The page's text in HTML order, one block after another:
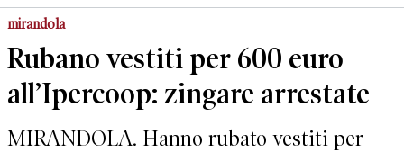
mirandola
Rubano vestiti per 600 euro
all’Ipercoop: zingare arrestate
MIRANDOLA. Hanno rubato vestiti per